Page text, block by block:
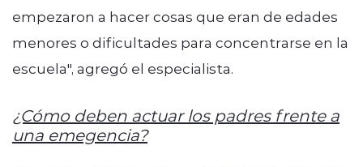
empezaron a hacercosas que eran de edades
menores o dificultades para concentrarse en la
escuela", agregó el especialista.
¿Cómo deben actuar los padres frente a
una emegencia?